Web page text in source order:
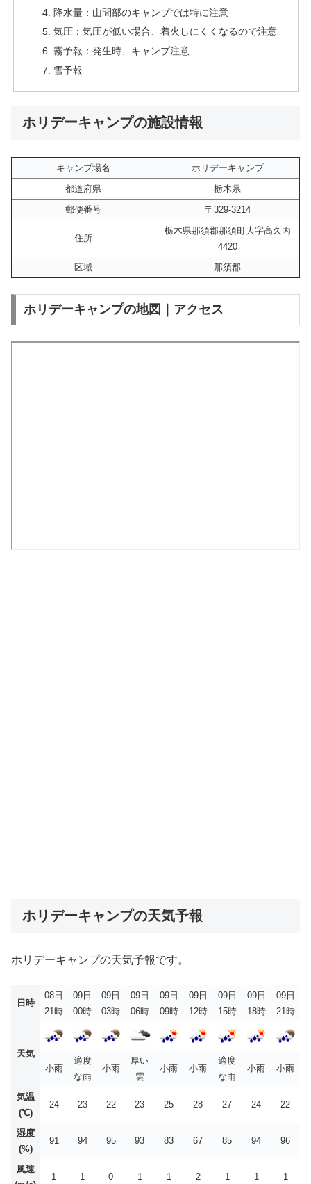
降水量：山間部のキャンプでは特に注意
気圧：気圧が低い場合、着火しにくくなるので注意
霧予報：発生時、キャンプ注意
雪予報
ホリデーキャンプの施設情報
キャンプ場名
ホリデーキャンプ
都道府県
栃木県
郵便番号
〒329-3214
住所
栃木県那須郡那須町大字高久丙
4420
区域
那須郡
ホリデーキャンプの地図｜アクセス
ホリデーキャンプの天気予報
ホリデーキャンプの天気予報です。
日時
08日
21時
09日
00時
09日
03時
09日
06時
09日
09時
09日
12時
09日
15時
09日
18時
09日
21時
天気
小雨
適度
な雨
小雨
厚い
雲
小雨 小雨
適度
な雨
小雨 小雨
気温
(℃)
24 23 22 23 25 28 27 24 22
湿度
(%)
91 94 95 93 83 67 85 94 96
風速
1 1 0 1 1 2 1 1 1